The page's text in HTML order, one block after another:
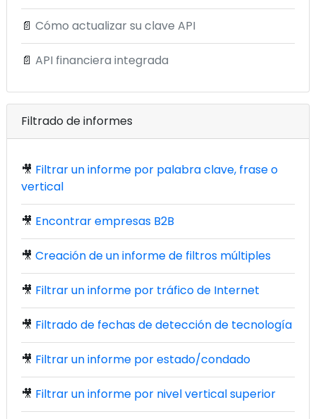
📄 Cómo actualizar su clave API
📄 API financiera integrada
Filtrado de informes
🎥 Filtrar un informe por palabra clave, frase o
vertical
🎥 Encontrar empresas B2B
🎥 Creación de un informe de filtros múltiples
🎥 Filtrar un informe por tráfico de Internet
🎥 Filtrado de fechas de detección de tecnología
🎥 Filtrar un informe por estado/condado
🎥 Filtrar un informe por nivel vertical superior